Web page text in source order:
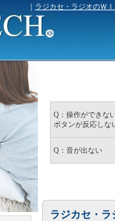
｜ラジカセ・ラジオのＷ
Q：操作ができな
ボタンが反応しな
Q：音が出ない
ラジカセ・ラ